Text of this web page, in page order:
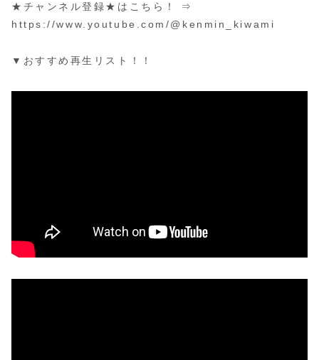
★チャンネル登録★はこちら！ ⇒
https://www.youtube.com/@kenmin_kiwami
▼おすすめ再生リスト！！